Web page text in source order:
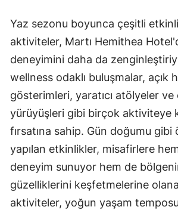
Yaz sezonu boyunca çeşitli
aktiviteler, Martı Hemithea
deneyimini daha da
wellness odaklı buluşmalar, açık
gösterimleri, yaratıcı atölyeler ve
yürüyüşleri gibi birçok aktiviteye
fırsatına sahip. Gün doğumu gibi
yapılan etkinlikler, misafirlere
deneyim sunuyor hem de
güzelliklerini keşfetmelerine
aktiviteler, yoğun yaşam